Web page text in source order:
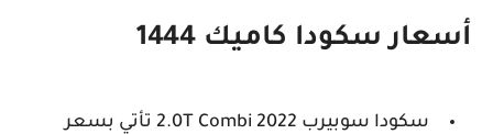
أسعار سكودا كاميك 1444
سكودا سوبيرب 2.0T Combi 2022 تأتي بسعر